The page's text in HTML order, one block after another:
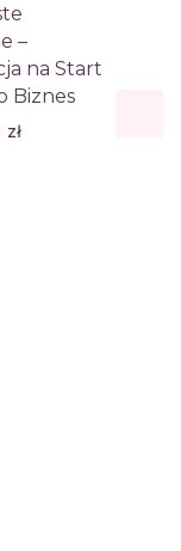
–
na Start
Biznes
zł